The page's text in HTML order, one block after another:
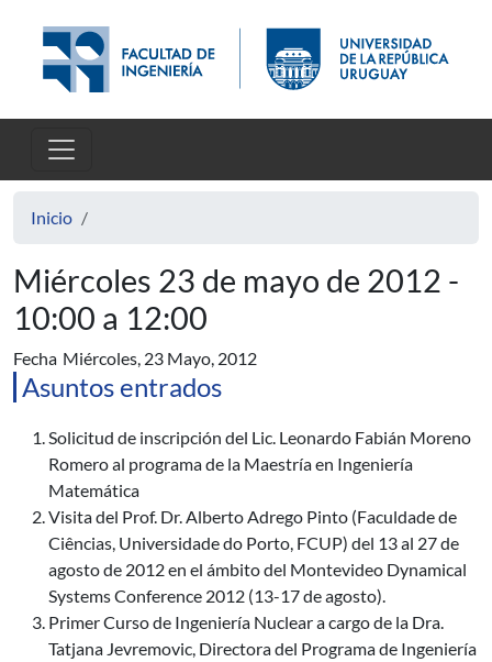
Inicio
Miércoles 23 de mayo de 2012 -
10:00 a 12:00
Fecha Miércoles, 23 Mayo, 2012
Asuntos entrados
Solicitud de inscripción del Lic. Leonardo Fabián Moreno
Romero al programa de la Maestría en Ingeniería
Matemática
Visita del Prof. Dr. Alberto Adrego Pinto (Faculdade de
Ciências, Universidade do Porto, FCUP) del 13 al 27 de
agosto de 2012 en el ámbito del Montevideo Dynamical
Systems Conference 2012 (13-17 de agosto).
Primer Curso de Ingeniería Nuclear a cargo de la Dra.
Tatjana Jevremovic, Directora del Programa de Ingeniería